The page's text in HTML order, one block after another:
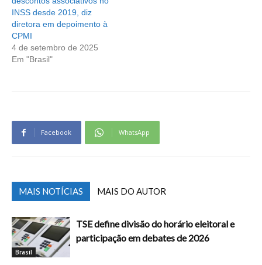
INSS desde 2019, diz
diretora em depoimento à
CPMI
4 de setembro de 2025
Em "Brasil"
Facebook WhatsApp
MAIS NOTÍCIAS MAIS DO AUTOR
Brasil
TSE define divisão do horário eleitoral e
participação em debates de 2026